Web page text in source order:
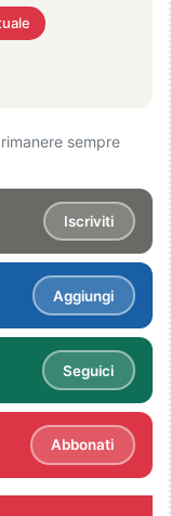
sempre
Iscriviti
Aggiungi
Seguici
Abbonati